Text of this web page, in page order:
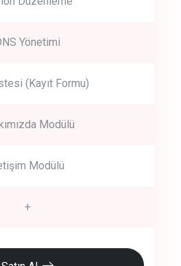
Yönetimi
(Kayıt Formu)
Modülü
Modülü
+